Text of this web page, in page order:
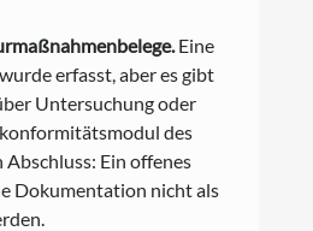
Eine
erfasst, aber es gibt
Untersuchung oder
des
Ein offenes
Dokumentation nicht als